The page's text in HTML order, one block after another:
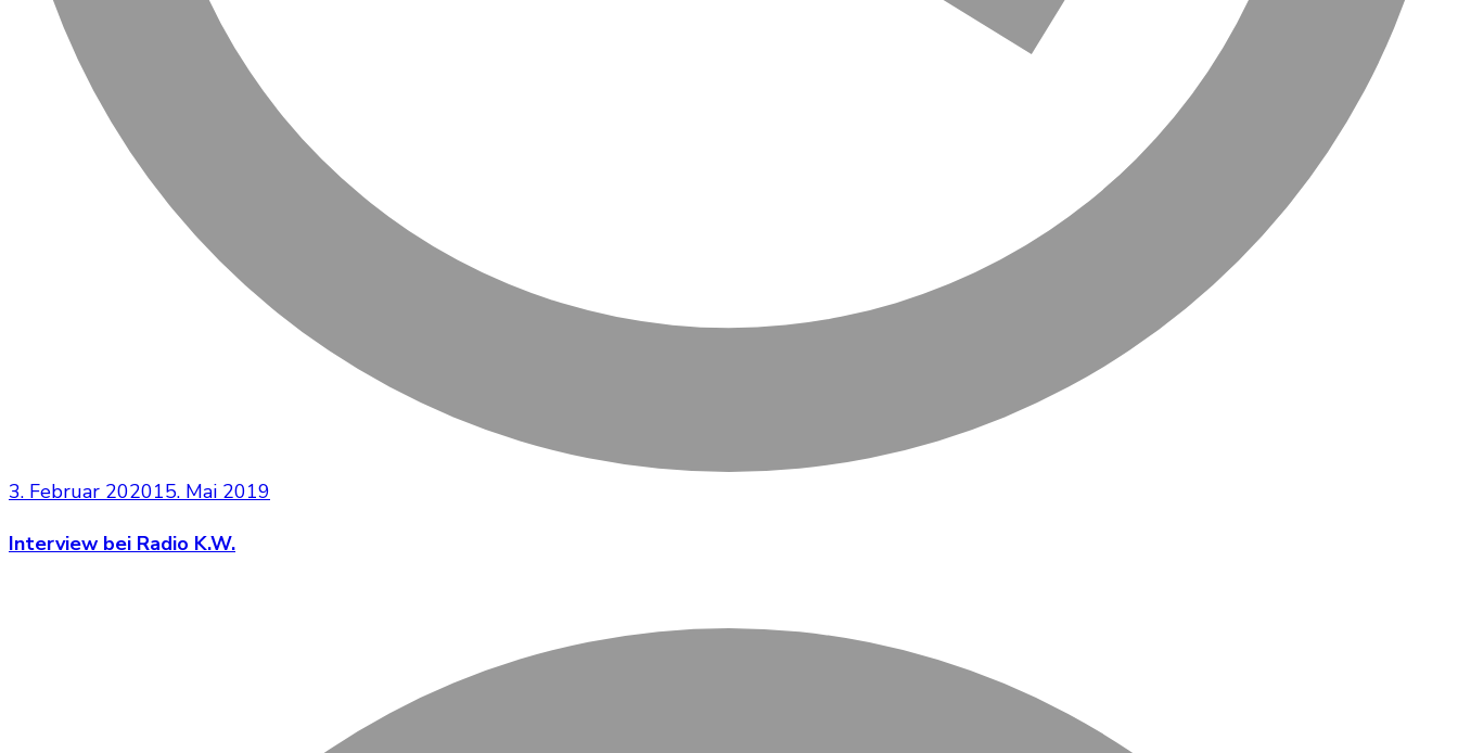
3. Februar 202015. Mai 2019
Interview bei Radio K.W.